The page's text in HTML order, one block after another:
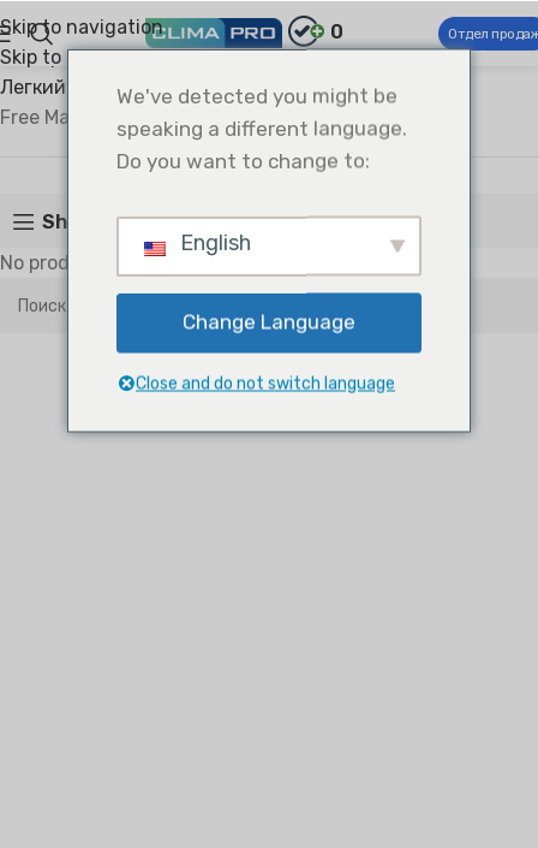
Skip to navigation
Skip to main content
0 Отдел
Climapro® Коммерческие системы ОВКВ
Легкий коммерческий кондиционер
Free Match Multi-Zones
Free Match Multi-Zones
Show sidebar
No products were found matching your selection.
We've detected you might be
speaking a different language.
Do you want to change to:
English
Change Language
Close and do not switch language